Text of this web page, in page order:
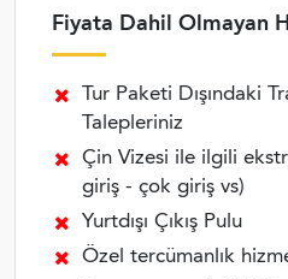
Fiyata Dahil Olmayan
Tur Paketi Dışındaki
Talepleriniz
Çin Vizesi ile ilgili
giriş - çok giriş vs)
Yurtdışı Çıkış Pulu
Özel tercümanlık